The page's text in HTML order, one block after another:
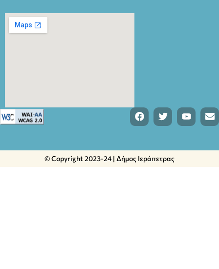
© Copyright 2023-24 | Δήμος Ιεράπετρας